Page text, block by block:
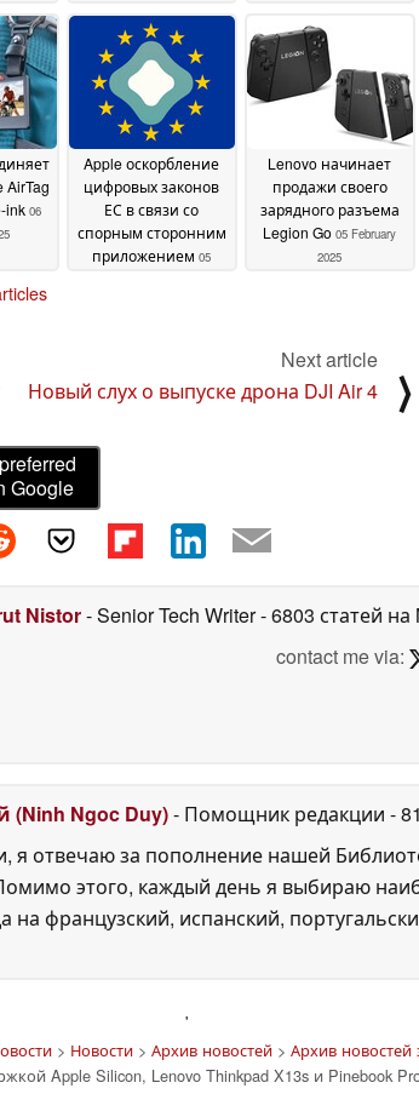
10 February 2025
управлением Bazzite,
чем Windows
February 2025
ink 06
Apple оскорбление
цифровых законов
ЕС в связи со
спорным сторонним
приложением 05
Lenovo начинает
продажи своего
зарядного разъема
Legion Go 05 February
2025
Next article
Новый слух о выпуске дрона DJI Air 4
⟩
Google
Nistor- Senior Tech Writer- 6803 статей
contact me via:
(Ninh Ngoc Duy)- Помощник редакции -
я отвечаю за пополнение нашей
этого, каждый день я выбираю
французский, испанский,
'
> Новости> Архив новостей> Архив новостей
Apple Silicon, Lenovo Thinkpad X13s и Pinebook